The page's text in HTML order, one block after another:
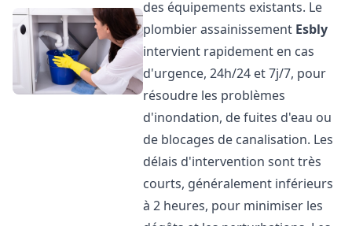
des équipements existants. Le
plombier assainissement Esbly
intervient rapidement en cas
d'urgence, 24h/24 et 7j/7, pour
résoudre les problèmes
d'inondation, de fuites d'eau ou
de blocages de canalisation. Les
délais d'intervention sont très
courts, généralement inférieurs
à 2 heures, pour minimiser les